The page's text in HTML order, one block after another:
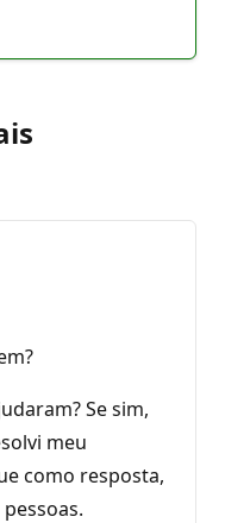
Se sim,
meu
como resposta,